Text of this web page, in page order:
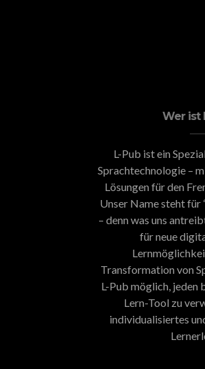
Wer ist
L-Pub ist ein
Sprachtechnologie –
Lösungen für den
Unser Name steht für
– denn was uns
für neue
Transformation von
L-Pub möglich, jeden
Lern-Tool zu
individualisiertes